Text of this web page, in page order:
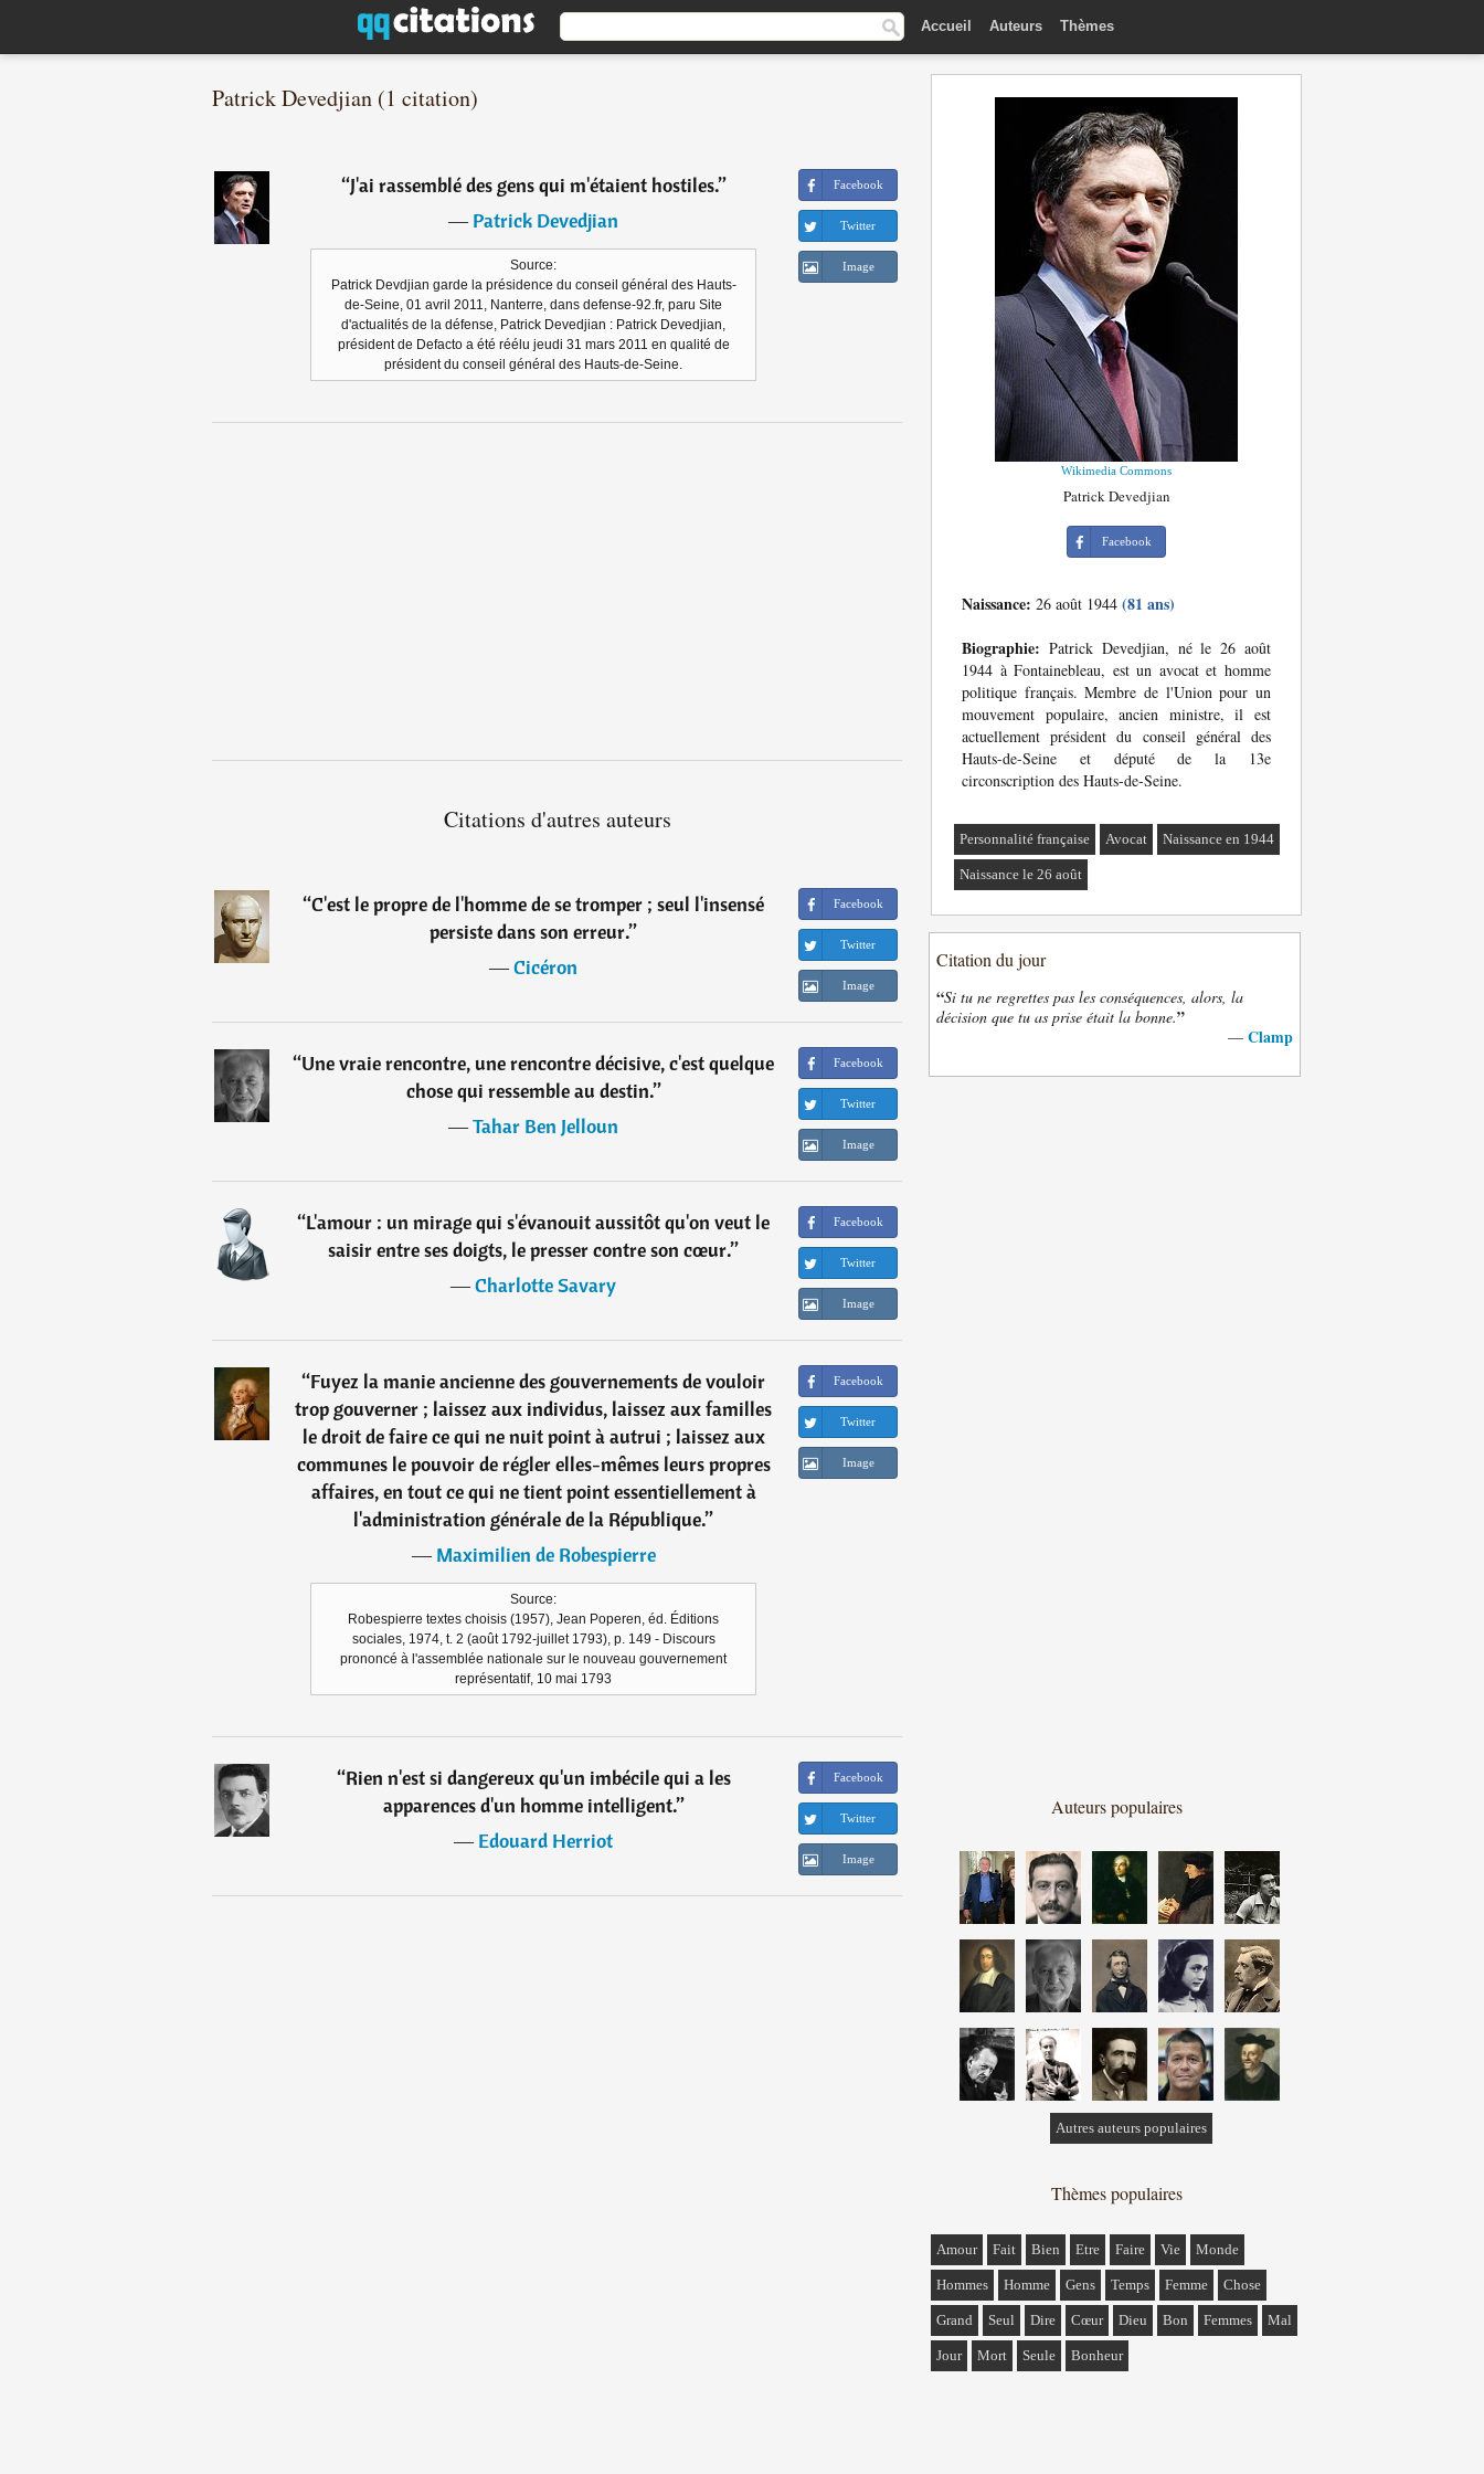
Accueil Auteurs Thèmes
Patrick Devedjian (1 citation)
“J'ai rassemblé des gens qui m'étaient hostiles.”
―Patrick Devedjian
Source:
Patrick Devdjian garde la présidence du conseil général des Hauts-
de-Seine, 01 avril 2011, Nanterre, dans defense-92.fr, paru Site
d'actualités de la défense, Patrick Devedjian : Patrick Devedjian,
président de Defacto a été réélu jeudi 31 mars 2011 en qualité de
président du conseil général des Hauts-de-Seine.
Facebook
Twitter
Image
Citations d'autres auteurs
“C'est le propre de l'homme de se tromper ; seul l'insensé
persiste dans son erreur.”
―Cicéron
Facebook
Twitter
Image
“Une vraie rencontre, une rencontre décisive, c'est quelque
chose qui ressemble au destin.”
―Tahar Ben Jelloun
Facebook
Twitter
Image
“L'amour : un mirage qui s'évanouit aussitôt qu'on veut le
saisir entre ses doigts, le presser contre son cœur.”
―Charlotte Savary
Facebook
Twitter
Image
“Fuyez la manie ancienne des gouvernements de vouloir
trop gouverner ; laissez aux individus, laissez aux familles
le droit de faire ce qui ne nuit point à autrui ; laissez aux
communes le pouvoir de régler elles-mêmes leurs propres
affaires, en tout ce qui ne tient point essentiellement à
l'administration générale de la République.”
―Maximilien de Robespierre
Source:
Robespierre textes choisis (1957), Jean Poperen, éd. Éditions
sociales, 1974, t. 2 (août 1792-juillet 1793), p. 149 - Discours
prononcé à l'assemblée nationale sur le nouveau gouvernement
représentatif, 10 mai 1793
Facebook
Twitter
Image
“Rien n'est si dangereux qu'un imbécile qui a les
apparences d'un homme intelligent.”
―Edouard Herriot
Facebook
Twitter
Image
Wikimedia Commons
Patrick Devedjian
Facebook
Naissance: 26 août 1944 (81 ans)
Biographie: Patrick Devedjian, né le 26 août
1944 à Fontainebleau, est un avocat et homme
politique français. Membre de l'Union pour un
mouvement populaire, ancien ministre, il est
actuellement président du conseil général des
Hauts-de-Seine et député de la 13e
circonscription des Hauts-de-Seine.
Personnalité française Avocat Naissance en 1944
Naissance le 26 août
Citation du jour
“Si tu ne regrettes pas les conséquences, alors, la
décision que tu as prise était la bonne.”
— Clamp
Auteurs populaires
Autres auteurs populaires
Thèmes populaires
Amour Fait Bien Etre Faire Vie Monde
Hommes Homme Gens Temps Femme Chose
Grand Seul Dire Cœur Dieu Bon Femmes Mal
Jour Mort Seule Bonheur